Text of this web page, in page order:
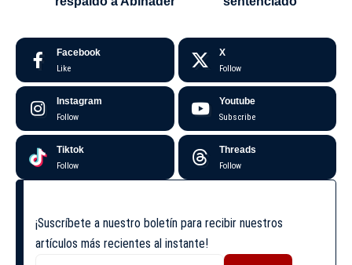
Facebook
Like
X
Follow
Instagram
Follow
Youtube
Subscribe
Tiktok
Follow
Threads
Follow
¡Suscríbete a nuestro boletín para recibir nuestros
artículos más recientes al instante!